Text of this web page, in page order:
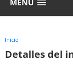
MENÚ
Inicio
Detalles del